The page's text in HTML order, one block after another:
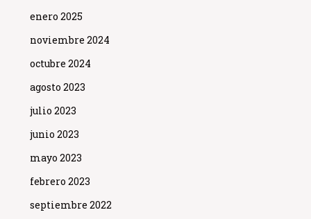
enero 2025
noviembre 2024
octubre 2024
agosto 2023
julio 2023
junio 2023
mayo 2023
febrero 2023
septiembre 2022